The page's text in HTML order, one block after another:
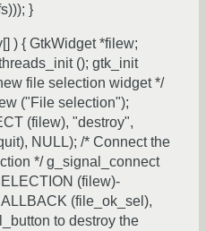
}
) { GtkWidget *filew;
(); gtk_init
file selection widget */
("File selection");
(filew), "destroy",
NULL); /* Connect the
*/ g_signal_connect
(filew)-
(file_ok_sel),
to destroy the